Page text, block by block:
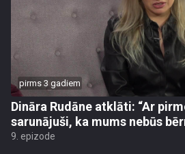
pirms 3 gadiem
Dināra Rudāne atklāti: “Ar
sarunājuši, ka mums nebūs
9. epizode